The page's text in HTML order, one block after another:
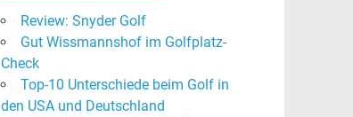
Review: Snyder Golf
Gut Wissmannshof im Golfplatz-
Check
Top-10 Unterschiede beim Golf in
den USA und Deutschland